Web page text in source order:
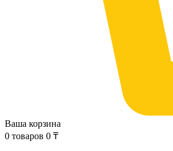
Ваша корзина
0 товаров 0 ₸